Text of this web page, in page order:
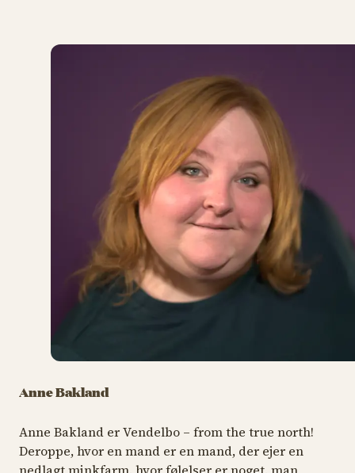
Anne Bakland
Anne Bakland er Vendelbo – from the true north!
Deroppe, hvor en mand er en mand, der ejer en